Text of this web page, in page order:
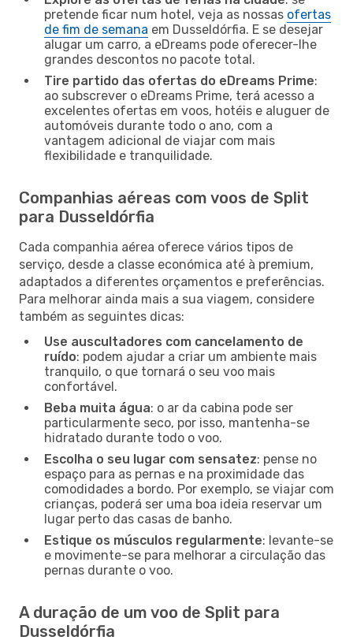
pretende ficar num hotel, veja as nossas ofertas
de fim de semana em Dusseldórfia. E se desejar
alugar um carro, a eDreams pode oferecer-lhe
grandes descontos no pacote total.
Tire partido das ofertas do eDreams Prime:
ao subscrever o eDreams Prime, terá acesso a
excelentes ofertas em voos, hotéis e aluguer de
automóveis durante todo o ano, com a
vantagem adicional de viajar com mais
flexibilidade e tranquilidade.
Companhias aéreas com voos de Split
para Dusseldórfia
Cada companhia aérea oferece vários tipos de
serviço, desde a classe económica até à premium,
adaptados a diferentes orçamentos e preferências.
Para melhorar ainda mais a sua viagem, considere
também as seguintes dicas:
Use auscultadores com cancelamento de
ruído: podem ajudar a criar um ambiente mais
tranquilo, o que tornará o seu voo mais
confortável.
Beba muita água: o ar da cabina pode ser
particularmente seco, por isso, mantenha-se
hidratado durante todo o voo.
Escolha o seu lugar com sensatez: pense no
espaço para as pernas e na proximidade das
comodidades a bordo. Por exemplo, se viajar com
crianças, poderá ser uma boa ideia reservar um
lugar perto das casas de banho.
Estique os músculos regularmente: levante-se
e movimente-se para melhorar a circulação das
pernas durante o voo.
A duração de um voo de Split para
Dusseldórfia